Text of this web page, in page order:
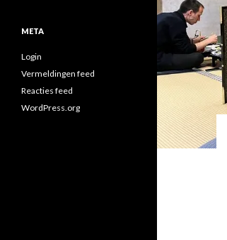
META
Login
Vermeldingen feed
Reacties feed
WordPress.org